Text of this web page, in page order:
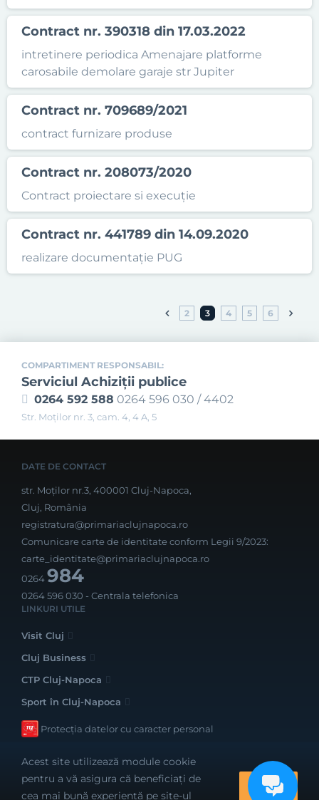
Contract nr. 390318 din 17.03.2022
intretinere periodica Amenajare platforme
carosabile demolare garaje str Jupiter
Contract nr. 709689/2021
contract furnizare produse
Contract nr. 208073/2020
Contract proiectare si execuție
Contract nr. 441789 din 14.09.2020
realizare documentație PUG
2 3 4 5 6
COMPARTIMENT RESPONSABIL:
Serviciul Achiziţii publice
0264 592 588 0264 596 030 / 4402
Str. Moţilor nr. 3, cam. 4, 4 A, 5
DATE DE CONTACT
str. Moților nr.3, 400001 Cluj-Napoca,
Cluj, România
registratura@primariaclujnapoca.ro
Comunicare carte de identitate conform Legii 9/2023:
carte_identitate@primariaclujnapoca.ro
0264984
0264 596 030 - Centrala telefonica
LINKURI UTILE
Visit Cluj
Cluj Business
CTP Cluj-Napoca
Sport în Cluj-Napoca
Protecția datelor cu caracter personal
Acest site utilizează module cookie
pentru a vă asigura că beneficiați de
cea mai bună experiență pe site-ul
OK